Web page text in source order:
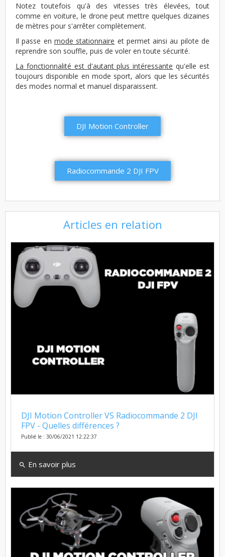
Notez toutefois qu'à des vitesses très élevées, tout
comme en voiture, le drone peut mettre quelques dizaines
de mètres pour s'arrêter complètement.
Il passe en mode stationnaire et permet ainsi au pilote de
reprendre son souffle, puis de voler en toute sécurité.
La fonctionnalité est d'autant plus intéressante qu'elle est
toujours disponible en mode sport, alors que les sécurités
des modes normal et manuel disparaissent.
DJI Motion Controller
Radiocommande 2 DJI FPV
Articles en relation
DJI Motion Controller VS Radiocommande 2 DJI
FPV - Quelles différences ?
Publié le : 30/06/2021 12:22:37
search En savoir plus